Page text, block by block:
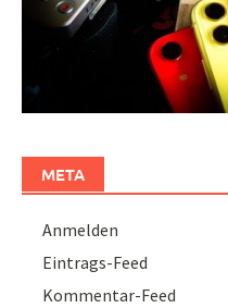
META
Anmelden
Eintrags-Feed
Kommentar-Feed